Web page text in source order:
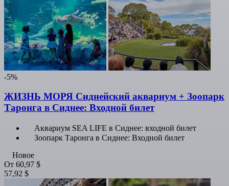
-5%
ЖИЗНЬ МОРЯ Сиднейский аквариум + Зоопарк
Таронга в Сиднее: Входной билет
Аквариум SEA LIFE в Сиднее: входной билет
Зоопарк Таронга в Сиднее: Входной билет
Новое
От 60,97 $
57,92 $